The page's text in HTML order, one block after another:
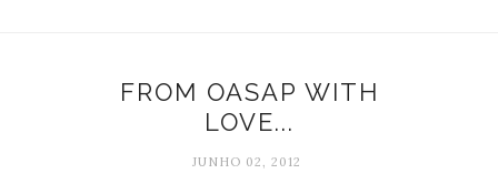
FROM OASAP WITH
LOVE...
JUNHO 02, 2012